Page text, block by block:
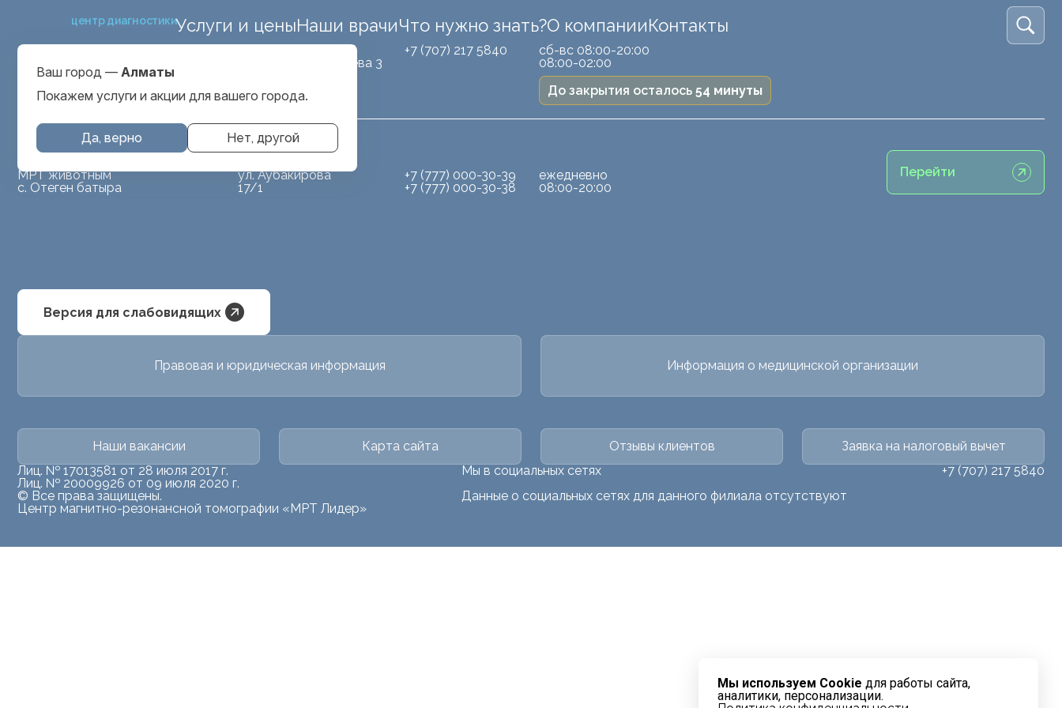
центр диагностикиУслуги и ценыНаши врачиЧто нужно знать?О компанииКонтакты
Выбрать город
Алматы
МРТ животным
с. Отеген батыра
ул. Макатаева 127Б
проспект Серкебаева 3
ул. Аубакирова
17/1
+7 (707) 217 5840
+7 (777) 000-30-39
+7 (777) 000-30-38
сб-вс 08:00-20:00
08:00-02:00
До закрытия осталось 54 минуты
ежедневно
08:00-20:00
Перейти
Ваш город — Алматы
Покажем услуги и акции для вашего города.
Да, верно Нет, другой
Мы используем Cookie для работы сайта,
аналитики, персонализации.
Версия для слабовидящих
Правовая и юридическая информация
Наши вакансии Карта сайта
Информация о медицинской организации
Отзывы клиентов
Заявка на налоговый вычет
Лиц. № 17013581 от 28 июля 2017 г.
Лиц. № 20009926 от 09 июля 2020 г.
© Все права защищены.
Центр магнитно-резонансной томографии «МРТ Лидер»
Мы в социальных сетях
Данные о социальных сетях для данного филиала отсутствуют
+7 (707) 217 5840